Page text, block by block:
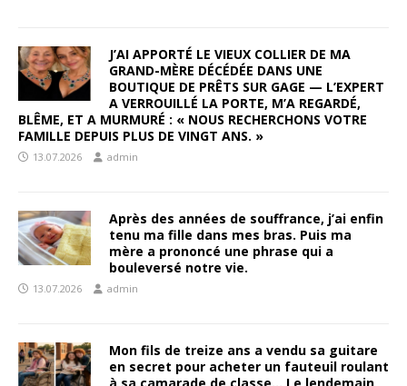
J’AI APPORTÉ LE VIEUX COLLIER DE MA
GRAND-MÈRE DÉCÉDÉE DANS UNE
BOUTIQUE DE PRÊTS SUR GAGE — L’EXPERT
A VERROUILLÉ LA PORTE, M’A REGARDÉ,
BLÊME, ET A MURMURÉ : « NOUS RECHERCHONS VOTRE
FAMILLE DEPUIS PLUS DE VINGT ANS. »
13.07.2026 admin
Après des années de souffrance, j’ai enfin
tenu ma fille dans mes bras. Puis ma
mère a prononcé une phrase qui a
bouleversé notre vie.
13.07.2026 admin
Mon fils de treize ans a vendu sa guitare
en secret pour acheter un fauteuil roulant